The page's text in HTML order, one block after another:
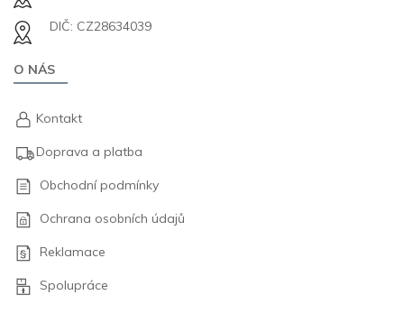
DIČ: CZ28634039
O NÁS
Kontakt
Doprava a platba
Obchodní podmínky
Ochrana osobních údajů
Reklamace
Spolupráce